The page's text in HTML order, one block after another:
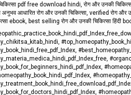
pdf free download hindi, रोग और उनकी
अनुभव आधारित रोग और उनकी चिकित्सा, verified रोग
ebook, best selling रोग और उनकी चिकित्सा हिंदी